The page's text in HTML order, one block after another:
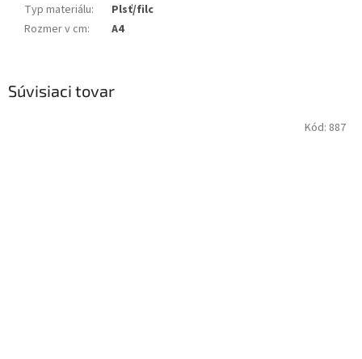
Súvisiaci tovar
Kód: 887
Typ materiálu:
Plsť/filc
Rozmer v cm: A4